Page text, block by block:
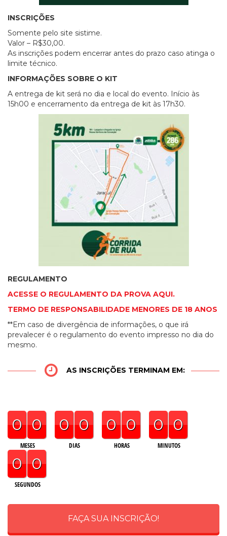
INSCRIÇÕES
Somente pelo site sistime.
Valor – R$30,00.
As inscrições podem encerrar antes do prazo caso atinga o
limite técnico.
INFORMAÇÕES SOBRE O KIT
A entrega de kit será no dia e local do evento. Início às
15h00 e encerramento da entrega de kit às 17h30.
REGULAMENTO
ACESSE O REGULAMENTO DA PROVA AQUI.
TERMO DE RESPONSABILIDADE MENORES DE 18 ANOS
**Em caso de divergência de informações, o que irá
prevalecer é o regulamento do evento impresso no dia do
mesmo.
AS INSCRIÇÕES TERMINAM EM:
0 0
MESES
0 0
DIAS
0 0
HORAS
0 0
MINUTOS
0 0
SEGUNDOS
FAÇA SUA INSCRIÇÃO!